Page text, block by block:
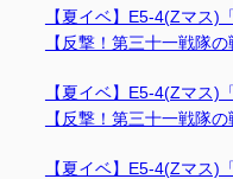
【夏イベ】E5-4(Zマス)
【反撃！第三十一戦隊の
【夏イベ】E5-4(Zマス)
【反撃！第三十一戦隊の
【夏イベ】E5-4(Zマス)